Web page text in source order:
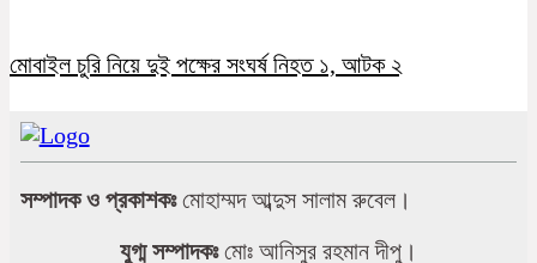
মোবাইল চুরি নিয়ে দুই পক্ষের সংঘর্ষ নিহত ১, আটক ২
সম্পাদক ও প্রকাশকঃমোহাম্মদ আব্দুস সালাম রুবেল।
যুগ্ম সম্পাদকঃমোঃ আনিসুর রহমান দীপু।